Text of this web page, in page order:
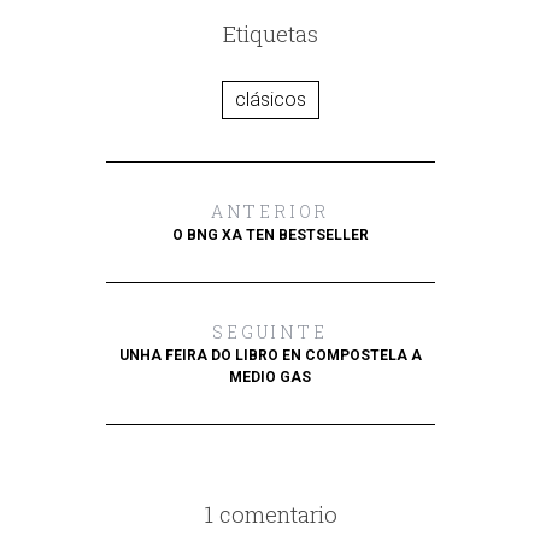
Etiquetas
clásicos
ANTERIOR
O BNG XA TEN BESTSELLER
SEGUINTE
UNHA FEIRA DO LIBRO EN COMPOSTELA A
MEDIO GAS
1 comentario